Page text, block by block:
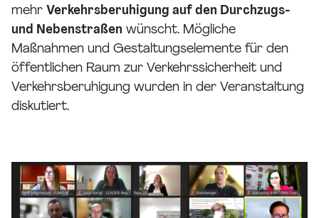
mehr Verkehrsberuhigung auf den Durchzugs-
und Nebenstraßen wünscht. Mögliche
Maßnahmen und Gestaltungselemente für den
öffentlichen Raum zur Verkehrssicherheit und
Verkehrsberuhigung wurden in der Veranstaltung
diskutiert.